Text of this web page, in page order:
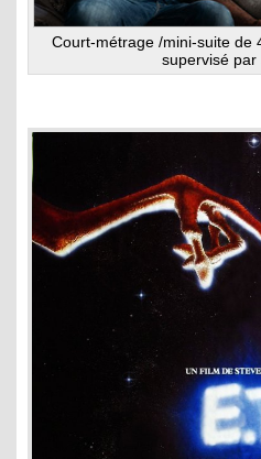
Court-métrage /mini-suite de
supervisé par